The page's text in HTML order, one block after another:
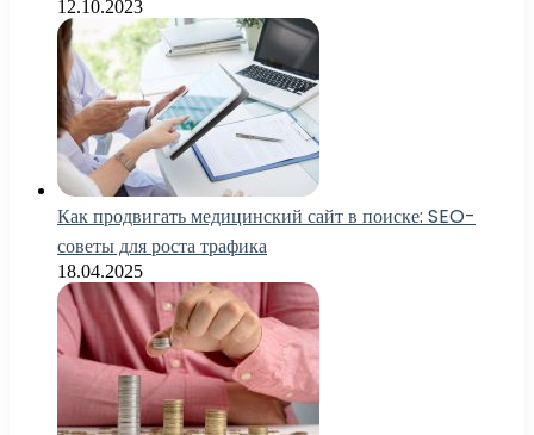
12.10.2023
Как продвигать медицинский сайт в поиске: SEO-
советы для роста трафика
18.04.2025